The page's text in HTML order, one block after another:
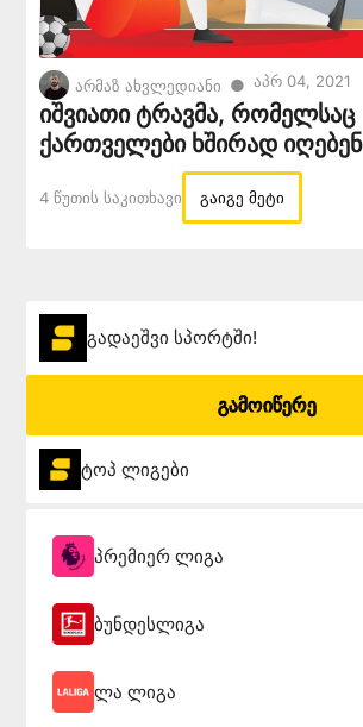
არმაზ ახვლედიანი ● Აპრ 04, 2021
იშვიათი ტრავმა, რომელსაც
ქართველები ხშირად იღებენ
4 Წუთის Საკითხავი გაიგე მეტი
გადაეშვი სპორტში!
გამოიწერე
ტოპ ლიგები
პრემიერ ლიგა
ბუნდესლიგა
ლა ლიგა